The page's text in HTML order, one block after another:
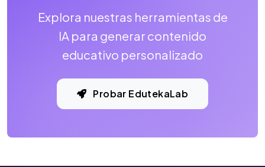
Explora nuestras herramientas de
IA para generar contenido
educativo personalizado
Probar EdutekaLab